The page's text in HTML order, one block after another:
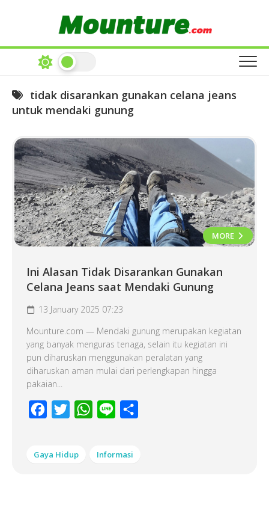
tidak disarankan gunakan celana jeans
untuk mendaki gunung
MORE
Ini Alasan Tidak Disarankan Gunakan
Celana Jeans saat Mendaki Gunung
13 January 2025 07:23
Mounture.com — Mendaki gunung merupakan kegiatan
yang banyak menguras tenaga, selain itu kegiatan ini
pun diharuskan menggunakan peralatan yang
diharuskan aman mulai dari perlengkapan hingga
pakaian...
Facebook
Twitter WhatsApp
Line
Gaya Hidup Informasi